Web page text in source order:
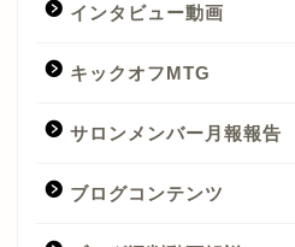
インタビュー動画
キックオフMTG
サロンメンバー月報報告
ブログコンテンツ